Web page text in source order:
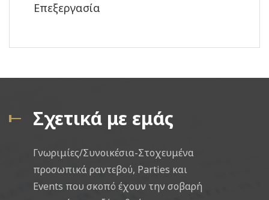
Επεξεργασία
Σχετικά με εμάς
Γνωριμίες/Συνοικέσια-Στοχευμένα
προσωπικά ραντεβού, Parties και
Events που σκοπό έχουν την σοβαρή